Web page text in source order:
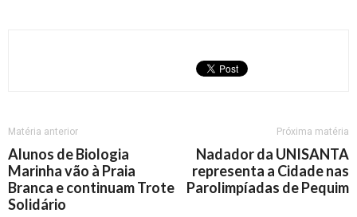
Matéria anterior
Alunos de Biologia
Marinha vão à Praia
Branca e continuam Trote
Solidário
Próxima matéria
Nadador da UNISANTA
representa a Cidade nas
Parolimpíadas de Pequim